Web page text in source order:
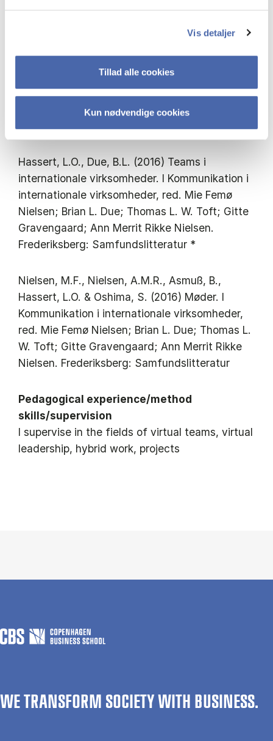
Vis detaljer
Tillad alle cookies
Kun nødvendige cookies
Universitet, Det humanistiske Fakultet.
Hassert, L.O., Nielsen, M.F. & Nielsen, R.A.M.
(2016) Møder via video, web eller telefon. I
Kommunikation i internationale virksomheder,
red. Mie Femø Nielsen; Brian L. Due; Thomas L.
W. Toft; Gitte Gravengaard; Ann Merrit Rikke
Hassert, L.O., Due, B.L. (2016) Teams i
internationale virksomheder. I Kommunikation i
internationale virksomheder, red. Mie Femø
Nielsen; Brian L. Due; Thomas L. W. Toft; Gitte
Gravengaard; Ann Merrit Rikke Nielsen.
Frederiksberg: Samfundslitteratur *
Nielsen, M.F., Nielsen, A.M.R., Asmuß, B.,
Hassert, L.O. & Oshima, S. (2016) Møder. I
Kommunikation i internationale virksomheder,
red. Mie Femø Nielsen; Brian L. Due; Thomas L.
W. Toft; Gitte Gravengaard; Ann Merrit Rikke
Nielsen. Frederiksberg: Samfundslitteratur
Pedagogical experience/method
skills/supervision
I supervise in the fields of virtual teams, virtual
leadership, hybrid work, projects
WE TRANSFORM SOCIETY WITH BUSINESS.